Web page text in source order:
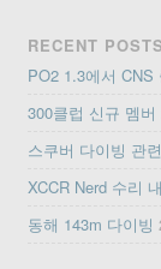
RECENT POSTS
PO2 1.3에서
300클럽 신규 멤버
스쿠버 다이빙 관
XCCR Nerd 수리
동해 143m 다이빙